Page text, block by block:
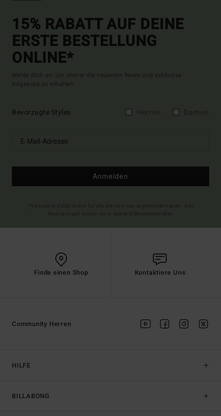
15% RABATT AUF DEINE
ERSTE BESTELLUNG
ONLINE*
Melde dich an, um immer die neuesten News und exklusive
Angebote zu erhalten.
Bevorzugte Styles
Anmelden
Finde einen Shop Kontaktiere Uns
HILFE
BILLABONG
Community Herren